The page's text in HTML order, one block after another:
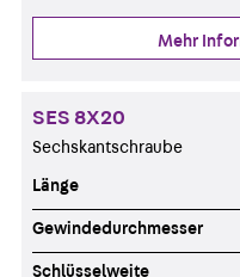
Mehr
SES 8X20
Sechskantschraube
Länge
Gewindedurchmesser
Schlüsselweite